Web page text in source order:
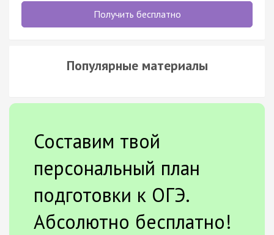
Получить бесплатно
Популярные материалы
Составим твой
персональный план
подготовки к ОГЭ.
Абсолютно бесплатно!